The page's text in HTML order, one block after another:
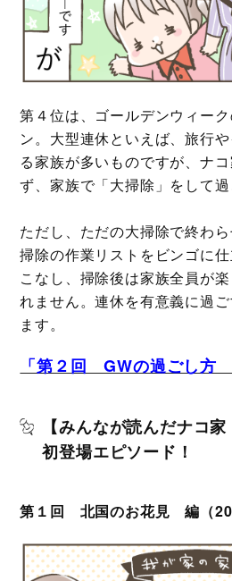
第４位は、ゴールデンウィー
ン。大型連休といえば、旅行
る家族が多いものですが、ナ
ず、家族で「大掃除」をして過
ただし、ただの大掃除で終わら
掃除の作業リストをビンゴに
こなし、掃除後は家族全員が
れません。連休を有意義に過
ます。
「第２回 GWの過ごし方
【みんなが読んだナコ
初登場エピソード！
第１回 北国のお花見 編（